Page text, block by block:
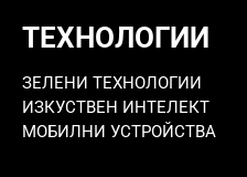
ТЕХНОЛОГИИ
ЗЕЛЕНИ ТЕХНОЛОГИИ
ИЗКУСТВЕН ИНТЕЛЕКТ
МОБИЛНИ УСТРОЙСТВА